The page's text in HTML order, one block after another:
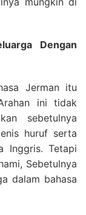
Dengan
Jerman itu
ini tidak
sebetulnya
huruf serta
Inggris. Tetapi
Sebetulnya
dalam bahasa